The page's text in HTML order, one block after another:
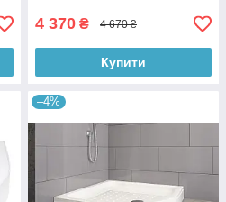
4 370 ₴ 4 670 ₴
Купити
–4%